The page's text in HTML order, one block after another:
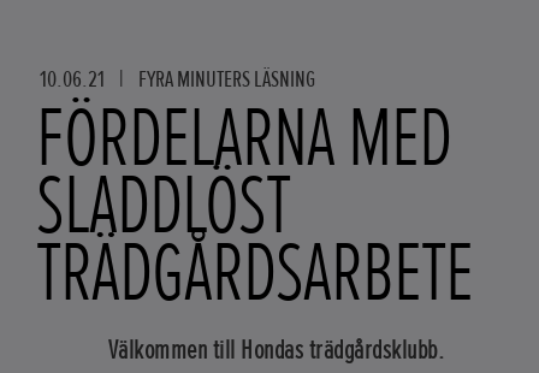
10.06.21 | FYRA MINUTERS LÄSNING
FÖRDELARNA MED
SLADDLÖST
TRÄDGÅRDSARBETE
Välkommen till Hondas trädgårdsklubb.